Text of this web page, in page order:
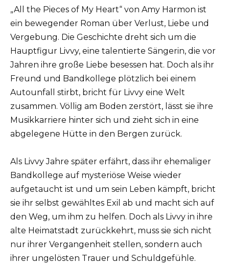
„All the Pieces of My Heart“ von Amy Harmon ist
ein bewegender Roman über Verlust, Liebe und
Vergebung. Die Geschichte dreht sich um die
Hauptfigur Livvy, eine talentierte Sängerin, die vor
Jahren ihre große Liebe besessen hat. Doch als ihr
Freund und Bandkollege plötzlich bei einem
Autounfall stirbt, bricht für Livvy eine Welt
zusammen. Völlig am Boden zerstört, lässt sie ihre
Musikkarriere hinter sich und zieht sich in eine
abgelegene Hütte in den Bergen zurück.
Als Livvy Jahre später erfährt, dass ihr ehemaliger
Bandkollege auf mysteriöse Weise wieder
aufgetaucht ist und um sein Leben kämpft, bricht
sie ihr selbst gewähltes Exil ab und macht sich auf
den Weg, um ihm zu helfen. Doch als Livvy in ihre
alte Heimatstadt zurückkehrt, muss sie sich nicht
nur ihrer Vergangenheit stellen, sondern auch
ihrer ungelösten Trauer und Schuldgefühle.